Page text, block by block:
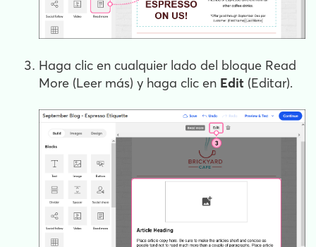
Haga clic en cualquier lado del bloque Read
More (Leer más) y haga clic en Edit (Editar).